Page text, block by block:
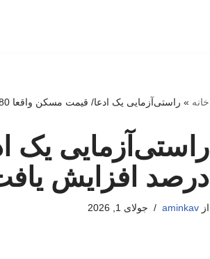
خانه » راستی‌آزمایی یک ادعا/ قیمت مسکن واقعا 80 درصد افزایش یافت؟
درصد افزایش
ازaminkav جولای 1, 2026